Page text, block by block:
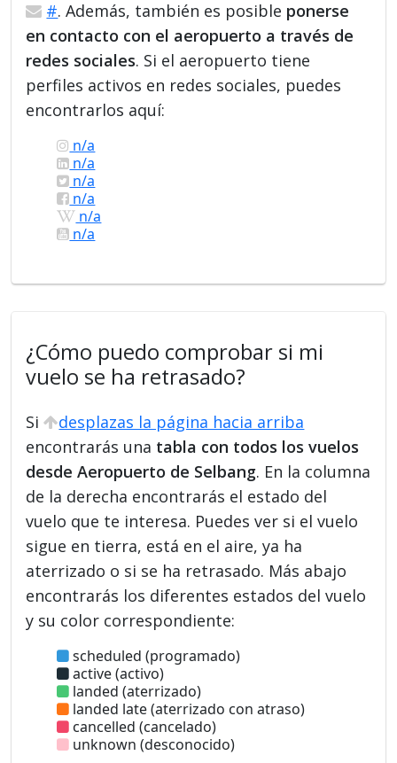
#. Además, también es posible ponerse
en contacto con el aeropuerto a través de
redes sociales. Si el aeropuerto tiene
perfiles activos en redes sociales, puedes
encontrarlos aquí:
n/a
n/a
n/a
n/a
n/a
n/a
¿Cómo puedo comprobar si mi
vuelo se ha retrasado?
Si
desplazas la página hacia arriba
encontrarás una tabla con todos los vuelos
desde Aeropuerto de Selbang. En la columna
de la derecha encontrarás el estado del
vuelo que te interesa. Puedes ver si el vuelo
sigue en tierra, está en el aire, ya ha
aterrizado o si se ha retrasado. Más abajo
encontrarás los diferentes estados del vuelo
y su color correspondiente:
scheduled (programado)
active (activo)
landed (aterrizado)
landed late (aterrizado con atraso)
cancelled (cancelado)
unknown (desconocido)